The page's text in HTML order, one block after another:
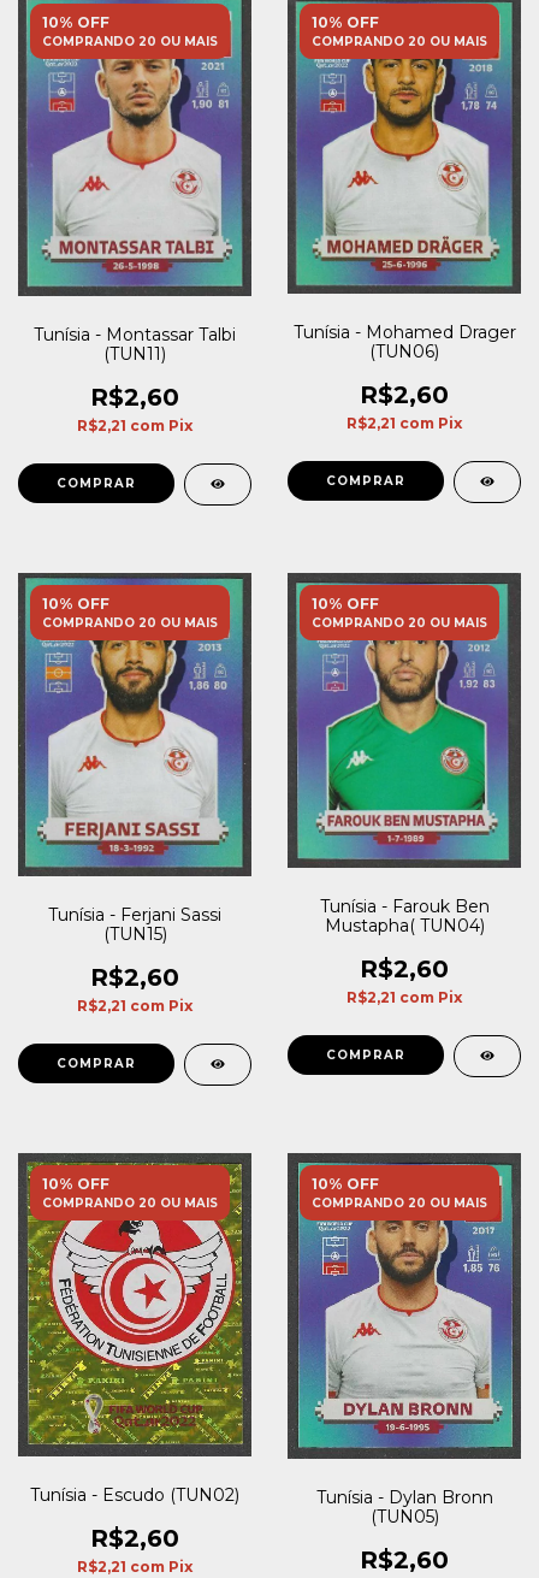
10% OFF
COMPRANDO 20 OU MAIS
Tunísia - Montassar Talbi
(TUN11)
R$2,60
R$2,21 com Pix
10% OFF
COMPRANDO 20 OU MAIS
Tunísia - Mohamed Drager
(TUN06)
R$2,60
R$2,21 com Pix
10% OFF
COMPRANDO 20 OU MAIS
Tunísia - Ferjani Sassi
(TUN15)
R$2,60
R$2,21 com Pix
10% OFF
COMPRANDO 20 OU MAIS
Tunísia - Farouk Ben
Mustapha( TUN04)
R$2,60
R$2,21 com Pix
10% OFF
COMPRANDO 20 OU MAIS
Tunísia - Escudo (TUN02)
R$2,60
R$2,21 com Pix
10% OFF
COMPRANDO 20 OU MAIS
Tunísia - Dylan Bronn
(TUN05)
R$2,60